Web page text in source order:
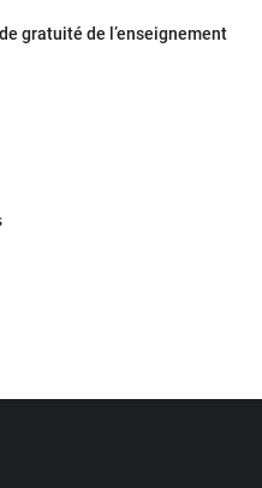
gratuité de l’enseignement